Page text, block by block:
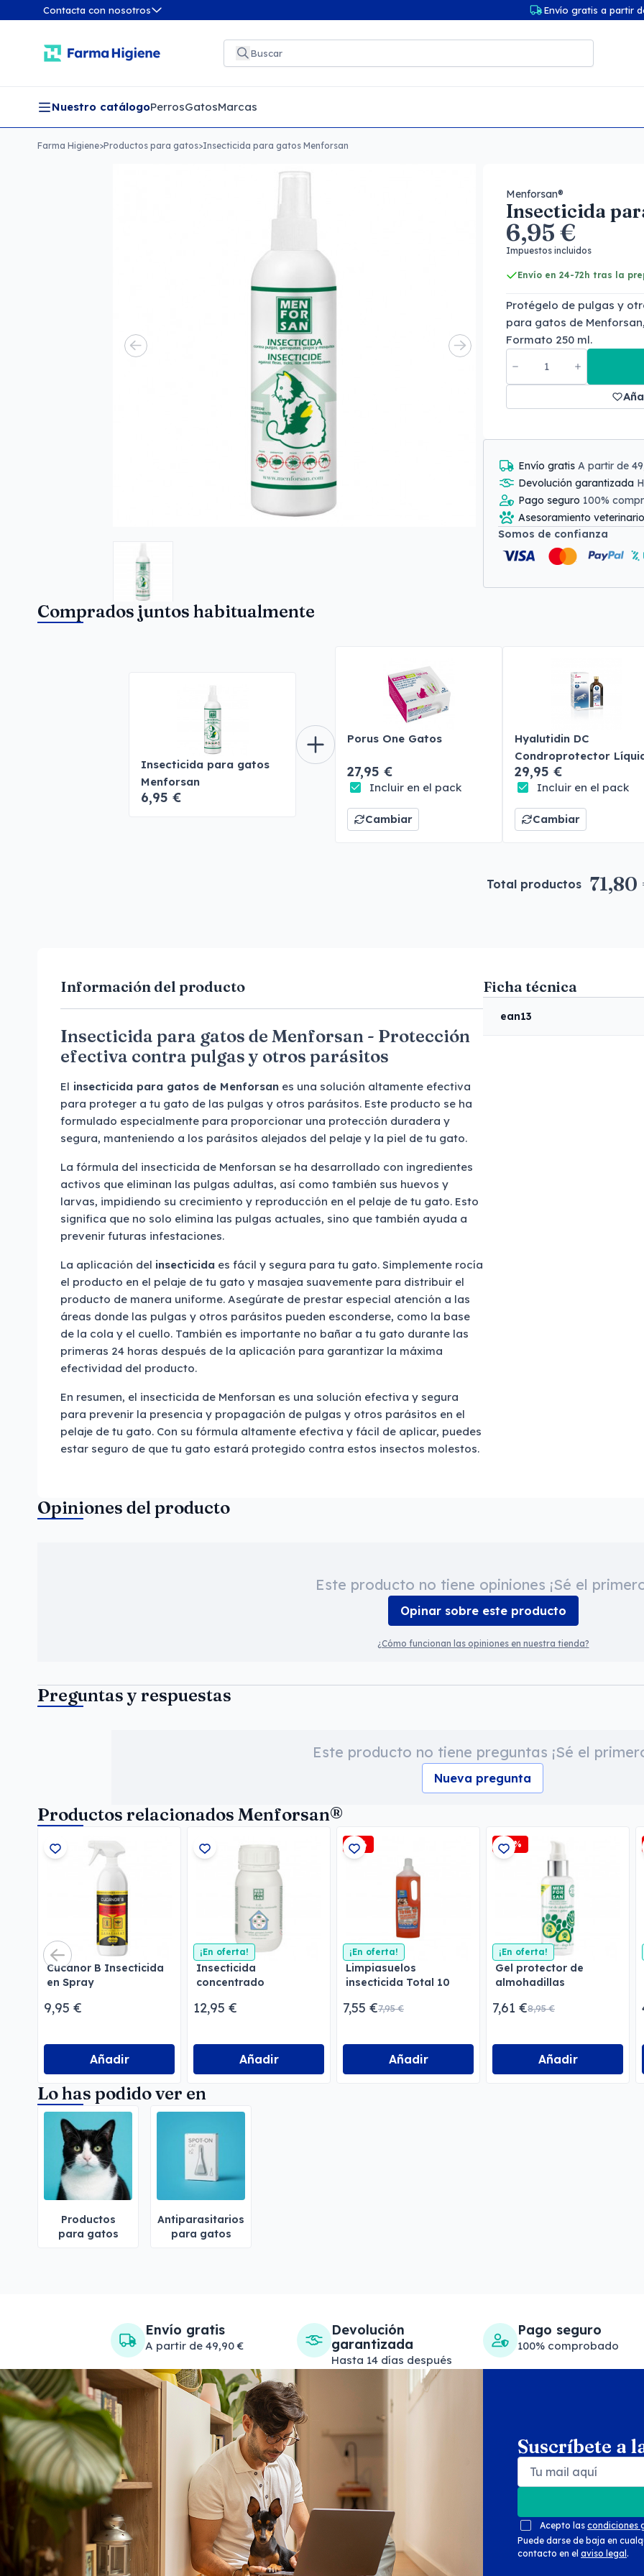
Contacta con nosotros Envío gratis a partir
Nuestro catálogoPerrosGatosMarcas
Farma Higiene>Productos para gatos>Insecticida para gatos Menforsan
Menforsan®
Insecticida
6,95 €
Impuestos incluidos
Envío en 24-72h tras la
Protégelo de pulgas y
para gatos de
Formato 250 ml.
Envío gratis A partir de
Devolución garantizada
Pago seguro 100%
Asesoramiento
Somos de confianza
Comprados juntos habitualmente
Insecticida para gatos
Menforsan
6,95 €
Porus One Gatos
27,95 €
Incluir en el pack
Cambiar
Hyalutidin DC
Condroprotector
Perros y Gatos
29,95 €
Incluir en el pack
Cambiar
Total productos 71,80
Información del producto
Insecticida para gatos de Menforsan - Protección
efectiva contra pulgas y otros parásitos
El insecticida para gatos de Menforsan es una solución altamente efectiva
para proteger a tu gato de las pulgas y otros parásitos. Este producto se ha
formulado especialmente para proporcionar una protección duradera y
segura, manteniendo a los parásitos alejados del pelaje y la piel de tu gato.
La fórmula del insecticida de Menforsan se ha desarrollado con ingredientes
activos que eliminan las pulgas adultas, así como también sus huevos y
larvas, impidiendo su crecimiento y reproducción en el pelaje de tu gato. Esto
significa que no solo elimina las pulgas actuales, sino que también ayuda a
prevenir futuras infestaciones.
La aplicación del insecticida es fácil y segura para tu gato. Simplemente rocía
el producto en el pelaje de tu gato y masajea suavemente para distribuir el
producto de manera uniforme. Asegúrate de prestar especial atención a las
áreas donde las pulgas y otros parásitos pueden esconderse, como la base
de la cola y el cuello. También es importante no bañar a tu gato durante las
primeras 24 horas después de la aplicación para garantizar la máxima
efectividad del producto.
En resumen, el insecticida de Menforsan es una solución efectiva y segura
para prevenir la presencia y propagación de pulgas y otros parásitos en el
pelaje de tu gato. Con su fórmula altamente efectiva y fácil de aplicar, puedes
estar seguro de que tu gato estará protegido contra estos insectos molestos.
Ficha técnica
ean13
Opiniones del producto
Este producto no tiene opiniones ¡Sé el
Opinar sobre este producto
¿Cómo funcionan las opiniones en nuestra tienda?
Preguntas y respuestas
Este producto no tiene preguntas ¡Sé el
Nueva pregunta
Productos relacionados Menforsan®
Cucanor B Insecticida
en Spray
9,95 €
Añadir
¡En oferta!
Insecticida
concentrado
Menforsan
12,95 €
Añadir
-5%
¡En oferta!
Limpiasuelos
insecticida Total 10
7,55 €7,95 €
Añadir
-15%
¡En oferta!
Gel protector de
almohadillas
7,61 €8,95 €
Añadir
Lo has podido ver en
Productos
para gatos
Antiparasitarios
para gatos
Envío gratis
A partir de 49,90 €
Devolución
garantizada
Hasta 14 días después
Pago seguro
100% comprobado
Suscríbete a
Acepto las condiciones
Puede darse de baja en
contacto en el aviso legal .
Search products